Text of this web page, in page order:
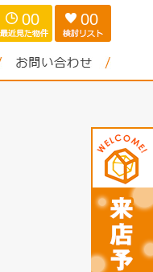
00 00